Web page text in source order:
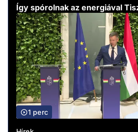
Így spórolnak az energiával
1 perc